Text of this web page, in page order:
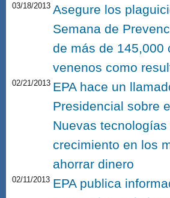
03/18/2013 Asegure los
Semana de
de más de 145,000
venenos como
02/21/2013 EPA hace un
Presidencial sobre
Nuevas
crecimiento en los
ahorrar dinero
02/11/2013 EPA publica